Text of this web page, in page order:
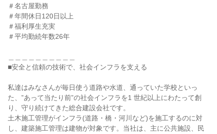
＃名古屋勤務
＃年間休日120日以上
＃福利厚生充実
＃平均勤続年数26年
■安全と信頼の技術で、社会インフラを支える
私達はみなさんが毎日使う道路や水道、通っていた学校といっ
た、”あって当たり前”の社会インフラを1 世紀以上にわたって創
り、守り続けてきた総合建設会社です。
土木施工管理がインフラ(道路・橋・河川など)を施工するのに対
し、建築施工管理は建物が対象です。当社は、主に公共施設、民